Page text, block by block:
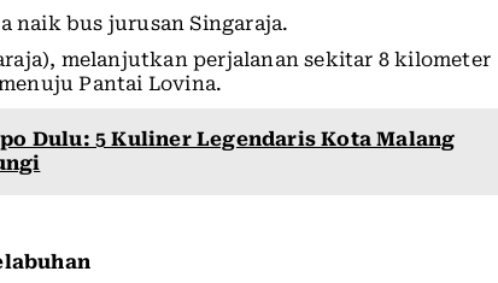
naik bus jurusan Singaraja.
melanjutkan perjalanan sekitar 8 kilometer
Pantai Lovina.
Dulu: 5 Kuliner Legendaris Kota Malang